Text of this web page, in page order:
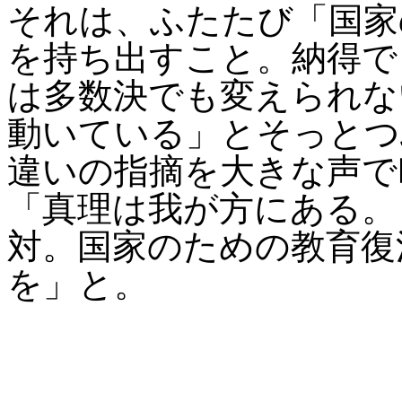
それは、ふたたび「国
を持ち出すこと。納得
は多数決でも変えられ
動いている」とそっと
違いの指摘を大きな声
「真理は我が方にある
対。国家のための教育
を」と。